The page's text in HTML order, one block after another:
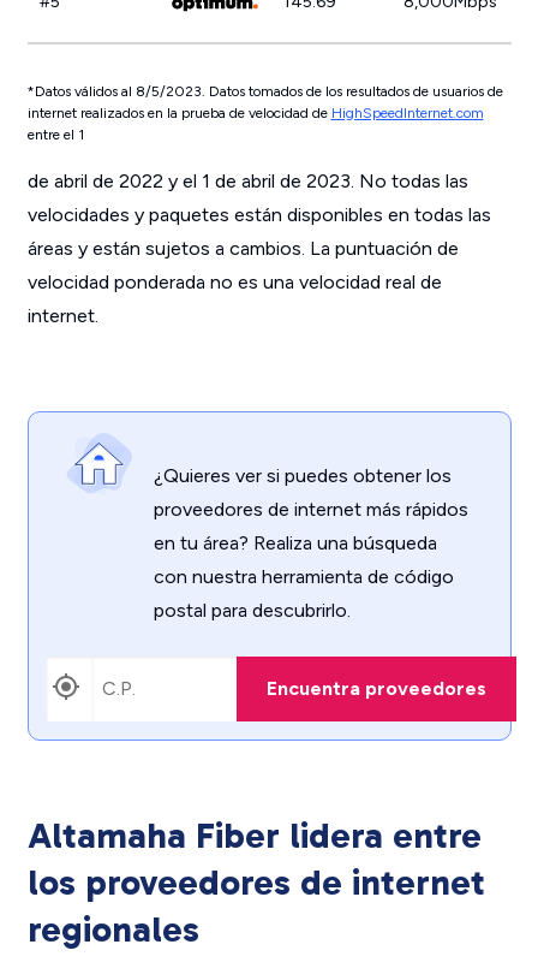
*Datos válidos al 8/5/2023. Datos tomados de los resultados de usuarios de
internet realizados en la prueba de velocidad de HighSpeedInternet.com
entre el 1
de abril de 2022 y el 1 de abril de 2023. No todas las
velocidades y paquetes están disponibles en todas las
áreas y están sujetos a cambios. La puntuación de
velocidad ponderada no es una velocidad real de
internet.
¿Quieres ver si puedes obtener los
proveedores de internet más rápidos
en tu área? Realiza una búsqueda
con nuestra herramienta de código
postal para descubrirlo.
Encuentra proveedores
Altamaha Fiber lidera entre
los proveedores de internet
regionales